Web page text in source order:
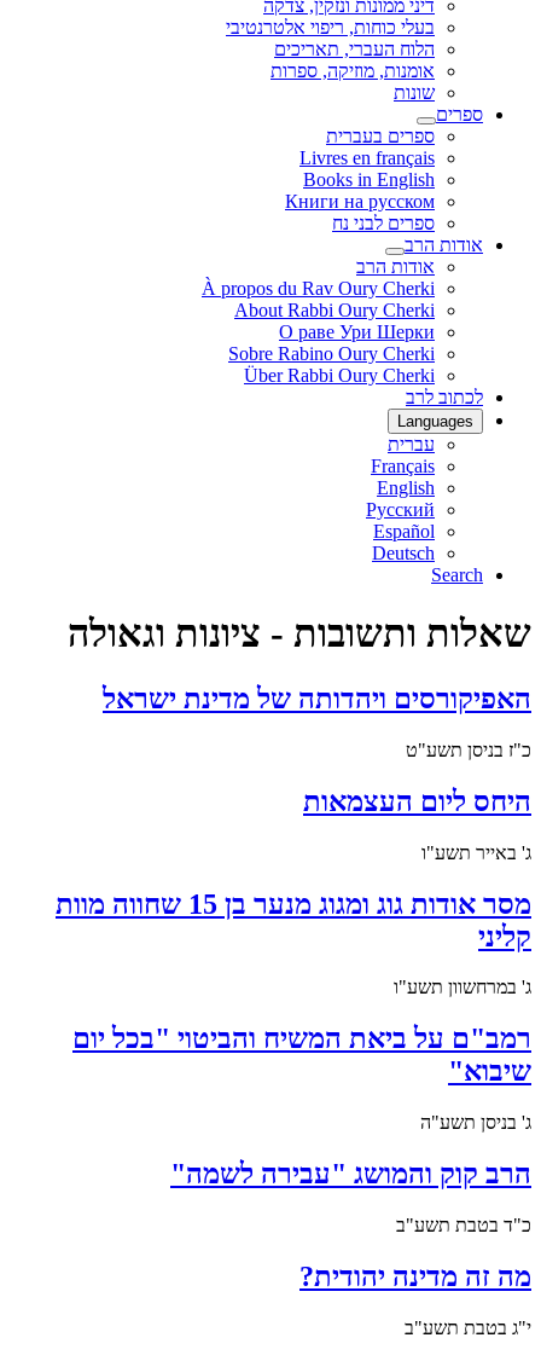
דיני ממונות ונזקין, צדקה
בעלי כוחות, ריפוי אלטרנטיבי
הלוח העברי, תאריכים
אומנות, מוזיקה, ספרות
שונות
ספרים
ספרים בעברית
Livres en français
Books in English
Книги на русском
ספרים לבני נח
אודות הרב
אודות הרב
À propos du Rav Oury Cherki
About Rabbi Oury Cherki
О раве Ури Шерки
Sobre Rabino Oury Cherki
Über Rabbi Oury Cherki
לכתוב לרב
Languages
עברית
Français
English
Русский
Español
Deutsch
Search
שאלות ותשובות - ציונות וגאולה
האפיקורסים ויהדותה של מדינת ישראל
כ"ז בניסן תשע"ט
היחס ליום העצמאות
ג' באייר תשע"ו
מסר אודות גוג ומגוג מנער בן 15 שחווה מוות
קליני
ג' במרחשוון תשע"ו
רמב"ם על ביאת המשיח והביטוי "בכל יום
שיבוא"
ג' בניסן תשע"ה
הרב קוק והמושג "עבירה לשמה"
כ"ד בטבת תשע"ב
מה זה מדינה יהודית?
י"ג בטבת תשע"ב